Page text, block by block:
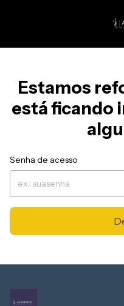
Estamos
está ficando
Senha de acesso